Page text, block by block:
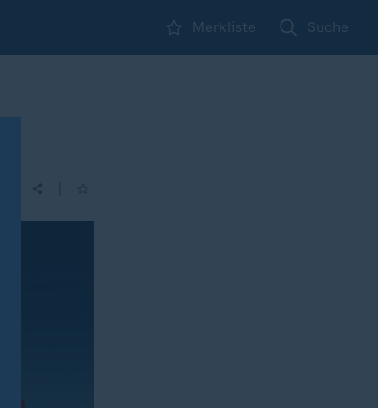
Merkliste Suche